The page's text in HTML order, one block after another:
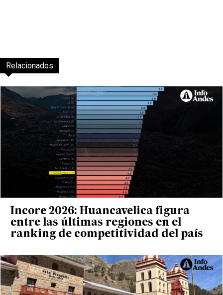
Relacionados
Incore 2026: Huancavelica figura
entre las últimas regiones en el
ranking de competitividad del país